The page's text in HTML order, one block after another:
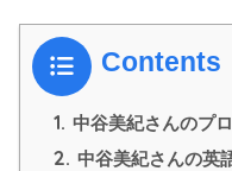
Contents
1. 中谷美紀さんのプ
2. 中谷美紀さんの英